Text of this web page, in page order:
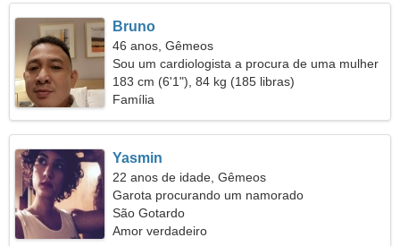
Bruno
46 anos, Gêmeos
Sou um cardiologista a procura de uma mulher
sincera
183 cm (6'1"), 84 kg (185 libras)
Família
Yasmin
22 anos de idade, Gêmeos
Garota procurando um namorado
São Gotardo
Amor verdadeiro